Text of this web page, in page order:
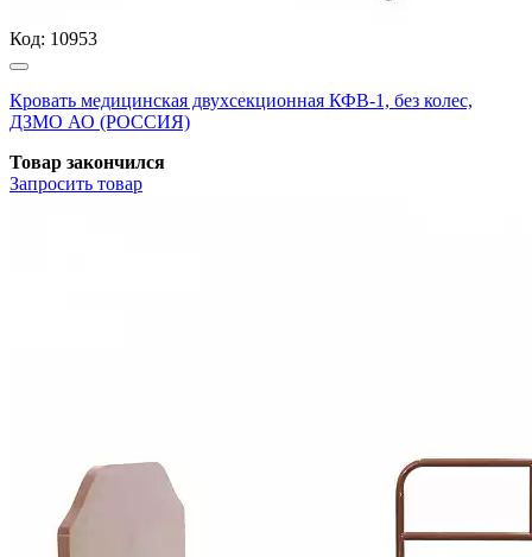
Код: 10953
Кровать медицинская двухсекционная КФВ-1, без колес,
ДЗМО АО (РОССИЯ)
Товар закончился
Запросить товар